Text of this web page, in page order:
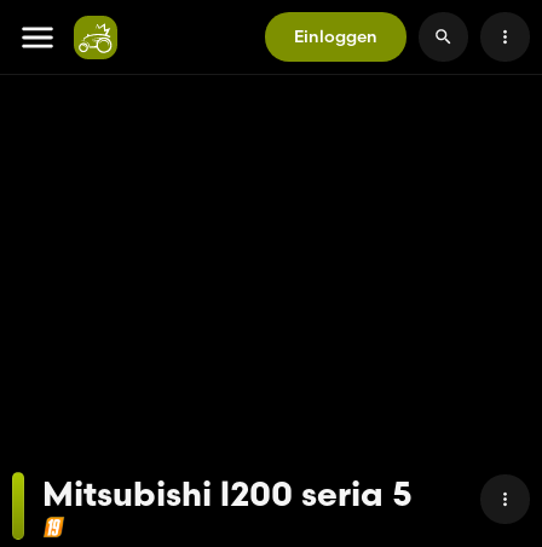
Einloggen
Mitsubishi l200 seria 5